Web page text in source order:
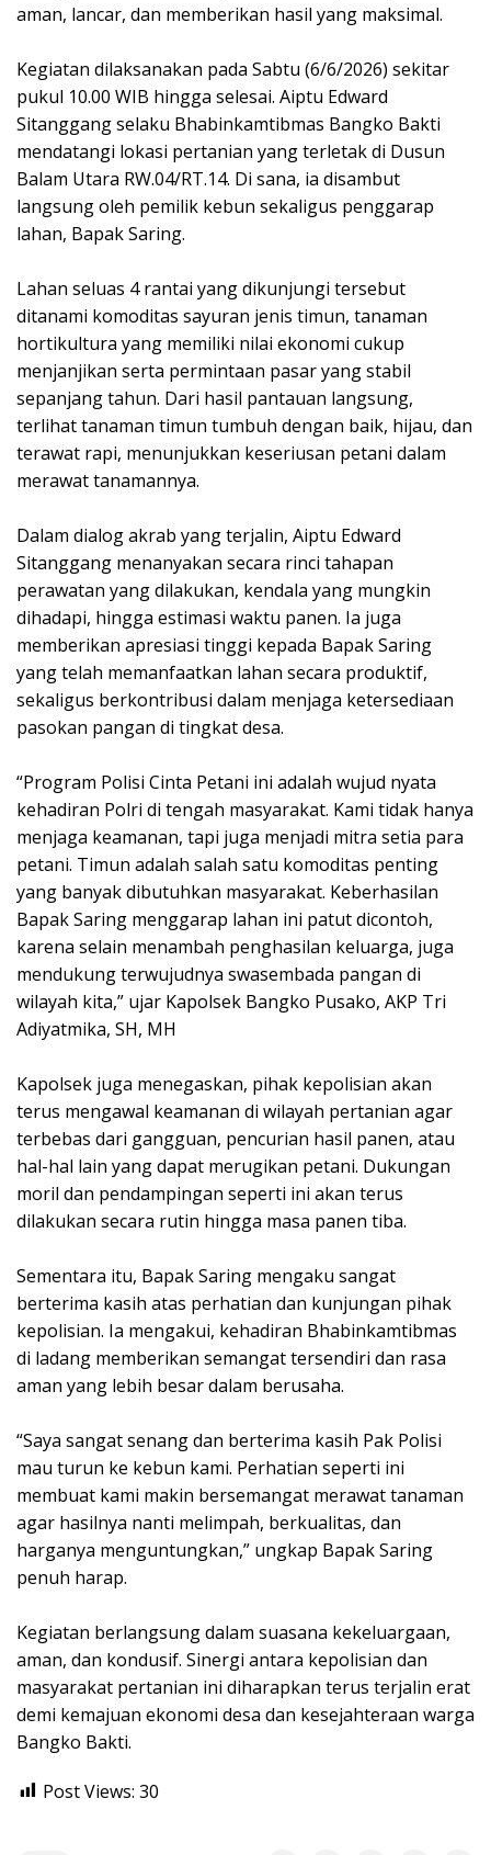
aman, lancar, dan memberikan hasil yang maksimal.
Kegiatan dilaksanakan pada Sabtu (6/6/2026) sekitar
pukul 10.00 WIB hingga selesai. Aiptu Edward
Sitanggang selaku Bhabinkamtibmas Bangko Bakti
mendatangi lokasi pertanian yang terletak di Dusun
Balam Utara RW.04/RT.14. Di sana, ia disambut
langsung oleh pemilik kebun sekaligus penggarap
lahan, Bapak Saring.
Lahan seluas 4 rantai yang dikunjungi tersebut
ditanami komoditas sayuran jenis timun, tanaman
hortikultura yang memiliki nilai ekonomi cukup
menjanjikan serta permintaan pasar yang stabil
sepanjang tahun. Dari hasil pantauan langsung,
terlihat tanaman timun tumbuh dengan baik, hijau, dan
terawat rapi, menunjukkan keseriusan petani dalam
merawat tanamannya.
Dalam dialog akrab yang terjalin, Aiptu Edward
Sitanggang menanyakan secara rinci tahapan
perawatan yang dilakukan, kendala yang mungkin
dihadapi, hingga estimasi waktu panen. Ia juga
memberikan apresiasi tinggi kepada Bapak Saring
yang telah memanfaatkan lahan secara produktif,
sekaligus berkontribusi dalam menjaga ketersediaan
pasokan pangan di tingkat desa.
“Program Polisi Cinta Petani ini adalah wujud nyata
kehadiran Polri di tengah masyarakat. Kami tidak hanya
menjaga keamanan, tapi juga menjadi mitra setia para
petani. Timun adalah salah satu komoditas penting
yang banyak dibutuhkan masyarakat. Keberhasilan
Bapak Saring menggarap lahan ini patut dicontoh,
karena selain menambah penghasilan keluarga, juga
mendukung terwujudnya swasembada pangan di
wilayah kita,” ujar Kapolsek Bangko Pusako, AKP Tri
Adiyatmika, SH, MH
Kapolsek juga menegaskan, pihak kepolisian akan
terus mengawal keamanan di wilayah pertanian agar
terbebas dari gangguan, pencurian hasil panen, atau
hal-hal lain yang dapat merugikan petani. Dukungan
moril dan pendampingan seperti ini akan terus
dilakukan secara rutin hingga masa panen tiba.
Sementara itu, Bapak Saring mengaku sangat
berterima kasih atas perhatian dan kunjungan pihak
kepolisian. Ia mengakui, kehadiran Bhabinkamtibmas
di ladang memberikan semangat tersendiri dan rasa
aman yang lebih besar dalam berusaha.
“Saya sangat senang dan berterima kasih Pak Polisi
mau turun ke kebun kami. Perhatian seperti ini
membuat kami makin bersemangat merawat tanaman
agar hasilnya nanti melimpah, berkualitas, dan
harganya menguntungkan,” ungkap Bapak Saring
penuh harap.
Kegiatan berlangsung dalam suasana kekeluargaan,
aman, dan kondusif. Sinergi antara kepolisian dan
masyarakat pertanian ini diharapkan terus terjalin erat
demi kemajuan ekonomi desa dan kesejahteraan warga
Bangko Bakti.
Post Views: 30